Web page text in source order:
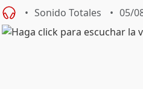
Sonido Totales 05/